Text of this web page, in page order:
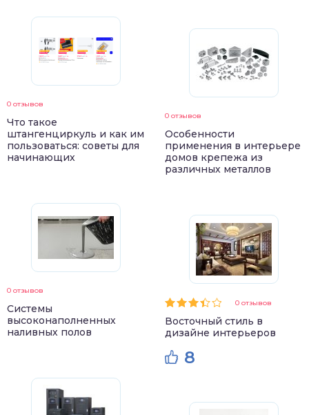
0 отзывов
Что такое
штангенциркуль и как им
пользоваться: советы для
начинающих
0 отзывов
Системы
высоконаполненных
наливных полов
0 отзывов
Особенности
применения в интерьере
домов крепежа из
различных металлов
0 отзывов
Восточный стиль в
дизайне интерьеров
8